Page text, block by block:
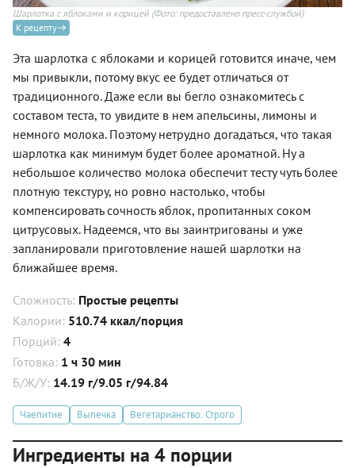
Шарлотка с яблоками и корицей (Фото: предоставлено пресс-службой)
К рецепту
Эта шарлотка с яблоками и корицей готовится иначе, чем
мы привыкли, потому вкус ее будет отличаться от
традиционного. Даже если вы бегло ознакомитесь с
составом теста, то увидите в нем апельсины, лимоны и
немного молока. Поэтому нетрудно догадаться, что такая
шарлотка как минимум будет более ароматной. Ну а
небольшое количество молока обеспечит тесту чуть более
плотную текстуру, но ровно настолько, чтобы
компенсировать сочность яблок, пропитанных соком
цитрусовых. Надеемся, что вы заинтригованы и уже
запланировали приготовление нашей шарлотки на
ближайшее время.
Сложность: Простые рецепты
Калории: 510.74 ккал/порция
Порций: 4
Готовка: 1 ч 30 мин
Б/Ж/У: 14.19 г/9.05 г/94.84
Чаепитие Выпечка Вегетарианство: Строго
Ингредиенты на 4 порции